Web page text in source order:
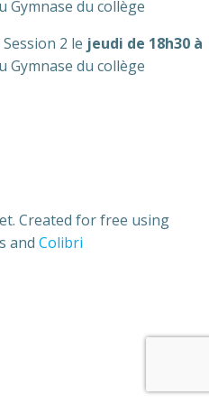
Gymnase du collège
2 le jeudi de 18h30 à
Gymnase du collège
Created for free using
and Colibri